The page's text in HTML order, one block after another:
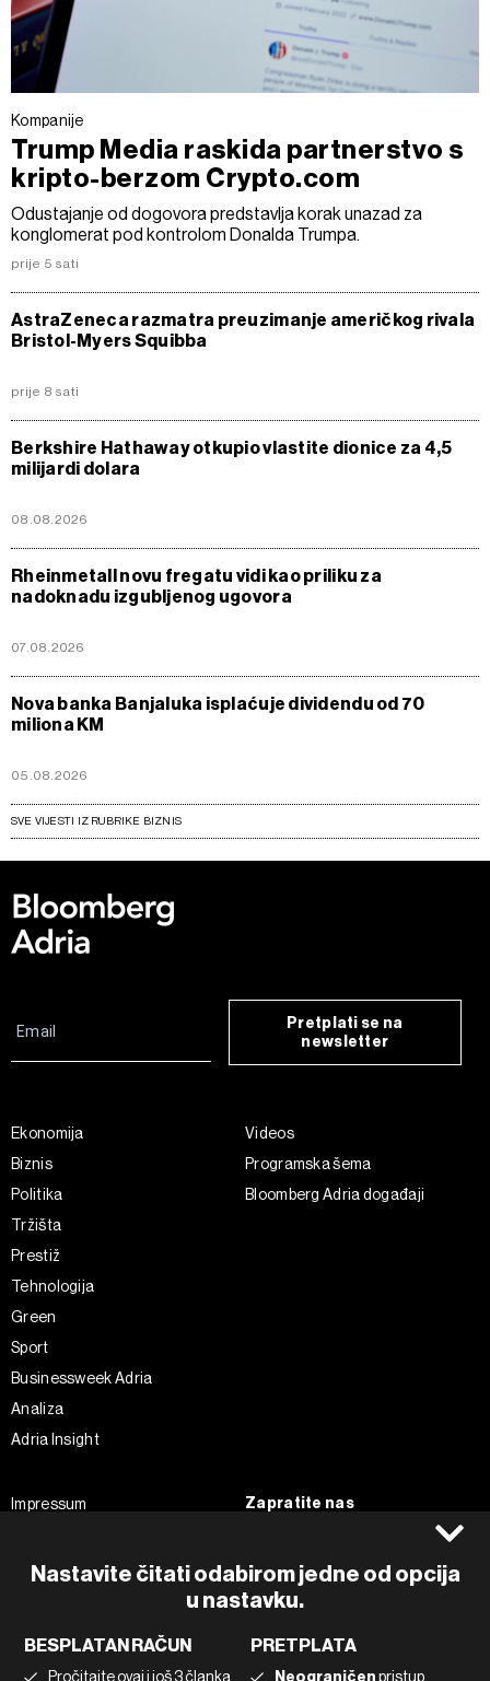
Kompanije
Trump Media raskida partnerstvo s
kripto-berzom Crypto.com
Odustajanje od dogovora predstavlja korak unazad za
konglomerat pod kontrolom Donalda Trumpa.
prije 5 sati
AstraZeneca razmatra preuzimanje američkog rivala
Bristol-Myers Squibba
prije 8 sati
Berkshire Hathaway otkupio vlastite dionice za 4,5
milijardi dolara
08.08.2026
Rheinmetall novu fregatu vidi kao priliku za
nadoknadu izgubljenog ugovora
07.08.2026
Nova banka Banjaluka isplaćuje dividendu od 70
miliona KM
05.08.2026
SVE VIJESTI IZ RUBRIKE BIZNIS
Nastavite čitati odabirom jedne od opcija
u nastavku.
BESPLATAN RAČUN
Pročitajte ovaj i još 3 članka
PRETPLATA
Neograničenpristup
Pretplati se na
newsletter
Ekonomija
Biznis
Politika
Tržišta
Prestiž
Tehnologija
Green
Sport
Businessweek Adria
Analiza
Adria Insight
Videos
Programska šema
Bloomberg Adria događaji
Impressum
Pravila privatnosti
Korištenje umjetne inteligencije
Zapratite nas
Instagram
Twitter
Tiktok